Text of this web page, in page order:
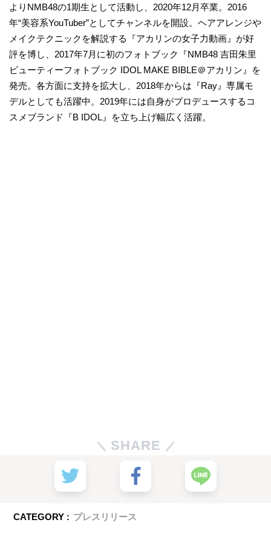
よりNMB48の1期生として活動し、2020年12月卒業。2016
年“美容系YouTuber”としてチャンネルを開設。ヘアアレンジや
メイクテクニックを解説する『アカリンの女子力動画』が好
評を博し、2017年7月に初のフォトブック『NMB48 吉田朱里
ビューティーフォトブック IDOL MAKE BIBLE＠アカリン』を
発売。各方面に支持を拡大し、2018年からは『Ray』専属モ
デルとしても活躍中。2019年には自身がプロデュースするコ
スメブランド『B IDOL』を立ち上げ幅広く活躍。
SHARE
CATEGORY : プレスリリース